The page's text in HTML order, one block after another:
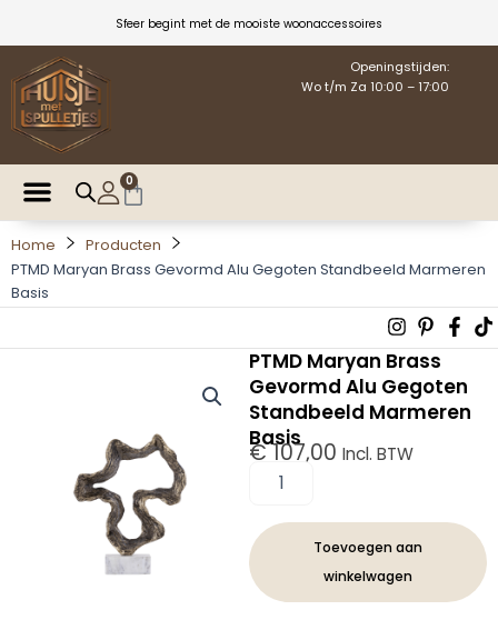
inhoud
Sfeer begint met de mooiste woonaccessoires
Openingstijden:
Wo t/m Za 10:00 – 17:00
0
Winkelwagen
Home
Producten
PTMD Maryan Brass Gevormd Alu Gegoten Standbeeld Marmeren
Basis
Instagram
p f
PTMD Maryan Brass
Gevormd Alu Gegoten
Standbeeld Marmeren
Basis
€107,00 Incl. BTW
PTMD
Maryan
Brass
Gevormd
Alu
Gegoten
Standbeeld
Toevoegen aan
winkelwagen